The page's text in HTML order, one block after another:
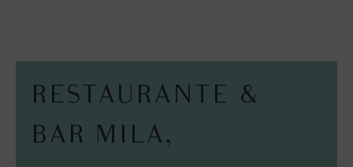
RESTAURANTE &
BAR MILA,